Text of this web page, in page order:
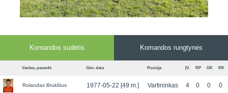
Komandos sudėtis Komandos rungtynės
Vardas, pavardė Gim. data Pozicija ĮV. RP GK RK
Rolandas Brukštus 1977-05-22 [49 m.] Vartininkas 4 0 0 0